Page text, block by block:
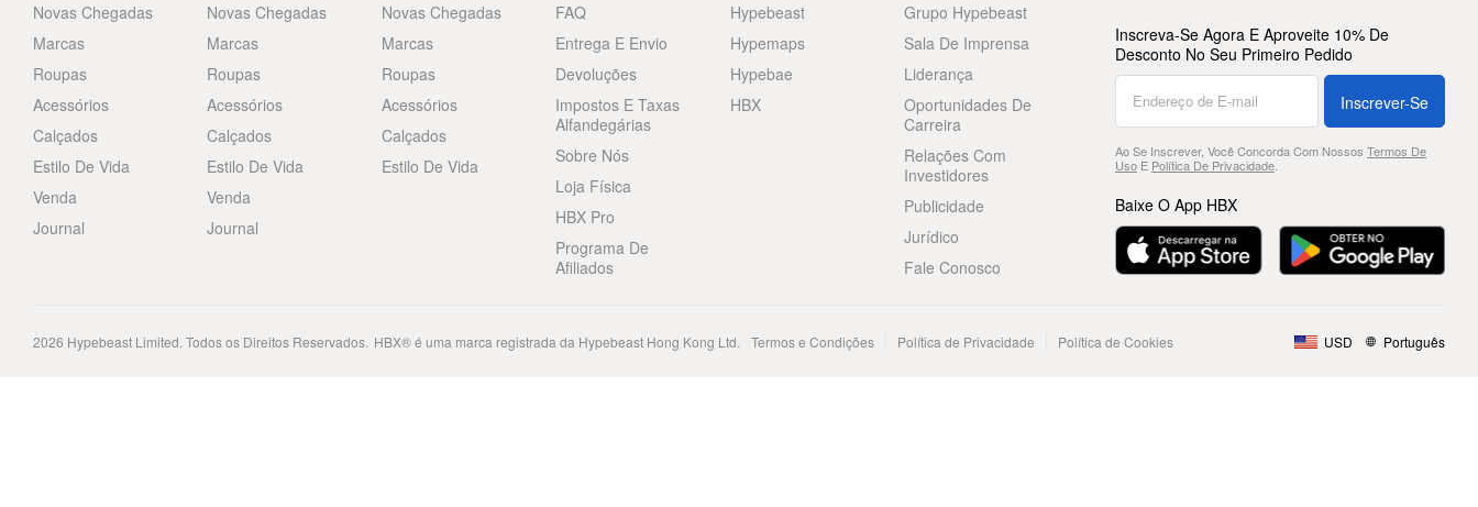
Novas Chegadas
Marcas
Roupas
Acessórios
Calçados
Estilo De Vida
Venda
Journal
Novas Chegadas
Marcas
Roupas
Acessórios
Calçados
Estilo De Vida
Venda
Journal
Novas Chegadas
Marcas
Roupas
Acessórios
Calçados
Estilo De Vida
FAQ
Entrega E Envio
Devoluções
Impostos E Taxas
Alfandegárias
Sobre Nós
Loja Física
HBX Pro
Programa De
Afiliados
Hypebeast
Hypemaps
Hypebae
HBX
Grupo Hypebeast
Sala De Imprensa
Liderança
Oportunidades De
Carreira
Relações Com
Investidores
Publicidade
Jurídico
Fale Conosco
Inscreva-Se Agora E Aproveite 10% De
Desconto No Seu Primeiro Pedido
Inscrever-Se
Ao Se Inscrever, Você Concorda Com Nossos Termos De
UsoE Política De Privacidade.
Baixe O App HBX
2026 Hypebeast Limited. Todos os Direitos Reservados. HBX® é uma marca registrada da Hypebeast Hong Kong Ltd. Termos e Condições Política de Privacidade Política de Cookies USD Português